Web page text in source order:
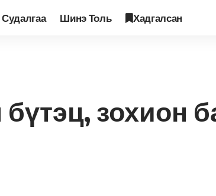
Судалгаа Шинэ Толь Хадгалсан
зохион